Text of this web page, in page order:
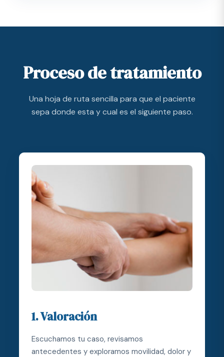
Proceso de tratamiento
Una hoja de ruta sencilla para que el paciente
sepa donde esta y cual es el siguiente paso.
1. Valoración
Escuchamos tu caso, revisamos
antecedentes y exploramos movilidad, dolor y